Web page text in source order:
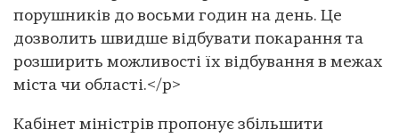
порушників до восьми годин на день. Це
дозволить швидше відбувати покарання та
розширить можливості їх відбування в межах
міста чи області.</p>
Кабінет міністрів пропонує збільшити